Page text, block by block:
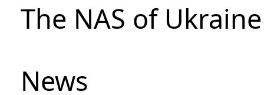
The NAS of
News